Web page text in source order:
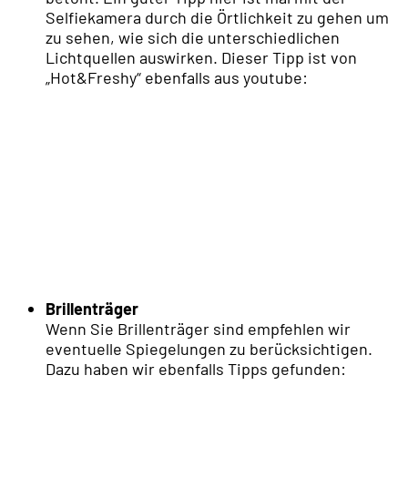
Selfiekamera durch die Örtlichkeit zu gehen um
zu sehen, wie sich die unterschiedlichen
Lichtquellen auswirken. Dieser Tipp ist von
„Hot&Freshy“ ebenfalls aus youtube:
Brillenträger
Wenn Sie Brillenträger sind empfehlen wir
eventuelle Spiegelungen zu berücksichtigen.
Dazu haben wir ebenfalls Tipps gefunden: